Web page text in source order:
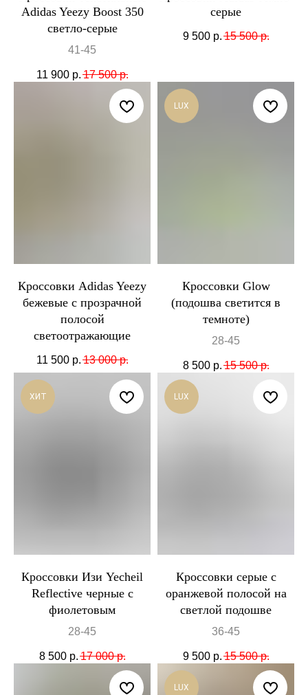
Adidas Yeezy Boost 350
светло-серые
41-45
11 900 р. 17 500 р.
серые
9 500 р. 15 500 р.
Кроссовки Adidas Yeezy
бежевые с прозрачной
полосой
светоотражающие
11 500 р. 13 000 р.
LUX
Кроссовки Glow
(подошва светится в
темноте)
28-45
8 500 р. 15 500 р.
ХИТ
Кроссовки Изи Yecheil
Reflective черные с
фиолетовым
28-45
8 500 р. 17 000 р.
LUX
Кроссовки серые с
оранжевой полосой на
светлой подошве
36-45
9 500 р. 15 500 р.
LUX